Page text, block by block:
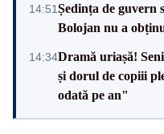
14:51Ședința de guvern
Bolojan nu a
14:34Dramă uriașă!
și dorul de copiii
odată pe an"